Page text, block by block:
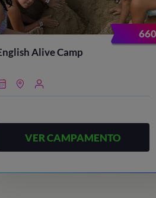
Alive Camp
VER CAMPAMENTO